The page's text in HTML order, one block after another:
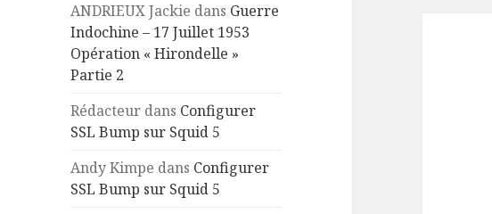
ANDRIEUX Jackie dans Guerre
Indochine – 17 Juillet 1953
Opération « Hirondelle »
Partie 2
Rédacteur dans Configurer
SSL Bump sur Squid 5
Andy Kimpe dans Configurer
SSL Bump sur Squid 5